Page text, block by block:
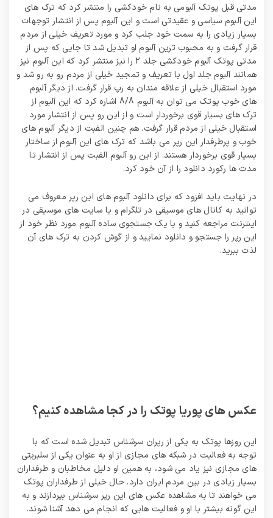
بونس 100% قطعی برای ثبت نام کاربران جدید تا 1
مدتی قبل پوتک آلبومی به نام خودکشی را منتشر کرد که ترک های
این آلبوم سیاسی و عقیدتی است و این آلبوم پس از انتشار توجهات
بسیار زیادی را به سمت خود جلب کرد و مورد تعریف خیلی از مردم
قرار گرفت و به محبوب‌ ترین آلبوم او تبدیل شد تا جایی که پس از
مدتی پوتک آلبوم خودکشی جلد 2 را نیز منتشر کرد که این آلبوم نیز
همانند آلبوم جلد اول با تعریف و تمجید خیلی از مردم رو به رو شد و
مورد استقبال خیلی از علاقه‌ مندان به رپ قرار گرفت. از دیگر آلبوم
های خوب پوتک می توان به آلبوم 8/8 اشاره کرد که این آلبوم از
ترک های بسیار قوی برخوردار است و از این رو پس از انتشار مورد
استقبال خیلی از مردم قرار گرفت. هم چنین الفبت از دیگر آلبوم های
خوب و پرطرفدار این رپر می باشد که ترک های این آلبوم از ساختار
بسیار قوی برخوردار هستند. از این رو آلبوم الفبت پس از انتشار تا
مدت ها رکورد دانلود را از آن خود کرد.
در نهایت باید افزود که برای دانلود آلبوم های این رپر معروف می
توانید به کانال های موسیقی در تلگرام و یا سایت های موسیقی در
اینترنت مراجعه کنید و با یک جستجوی ساده آلبوم مورد نظر خود از
این رپر را جستجو و دانلود نمایید و از گوش کردن به ترک های آن
لذت ببرید.
عکس های پوریا پوتک را در کجا مشاهده کنیم؟
این روزها پوتک به یکی از رپران سرشناس تبدیل شده است که با
توجه به فعالیت در شبکه های مجازی از او به عنوان یکی از سلبریتی
های مجازی نیز یاد می شود، به همین او دلیل مخاطبان و طرفداران
بسیار زیادی در بین مردم ایران دارد. حال خیلی از طرفداران پوتک
می‌ خواهند تا به مشاهده عکس های این رپر سرشناس بپردازند و به
این گونه بیشتر با او و فعالیت هایی که انجام می دهد آشنا شوند.